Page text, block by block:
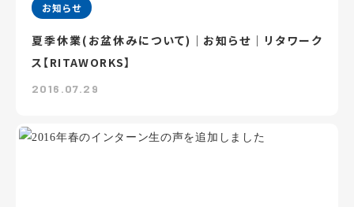
お知らせ
夏季休業(お盆休みについて)｜お知らせ｜リタワーク
ス【RITAWORKS】
2016.07.29